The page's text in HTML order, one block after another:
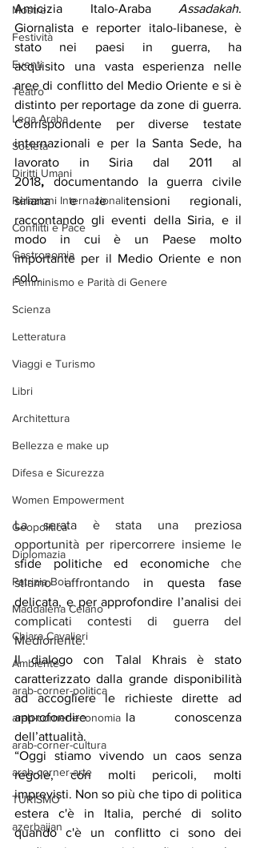
Mostre
Festività
Eventi
Teatro
Lega Araba
Società
Diritti Umani
Relazioni Internazionali
Conflitti e Pace
Gastronomia
Femminismo e Parità di Genere
Scienza
Letteratura
Viaggi e Turismo
Libri
Architettura
Bellezza e make up
Difesa e Sicurezza
Women Empowerment
Geopolitica
Diplomazia
Patrizia Boi
Maddalena Celano
Chiara Cavalieri
Ambiente
arab-corner-politica
arab-corner-economia
arab-corner-cultura
arab-corner-arte
TURISMO
azerbaijan
Amicizia Italo-Araba Assadakah.
Giornalista e reporter italo-libanese, è
stato nei paesi in guerra, ha
acquisito una vasta esperienza nelle
aree di conflitto del Medio Oriente e si è
distinto per reportage da zone di guerra.
Corrispondente per diverse testate
internazionali e per la Santa Sede, ha
lavorato in Siria dal 2011 al
2018, documentando la guerra civile
siriana e le tensioni regionali,
raccontando gli eventi della Siria, e il
modo in cui è un Paese molto
importante per il Medio Oriente e non
solo.
La serata è stata una preziosa
sfide politiche ed economiche che
stiamo affrontando in questa fase
delicata, e per approfondire l’analisi dei
complicati contesti di guerra del
Medioriente.
Il dialogo con Talal Khrais è stato
caratterizzato dalla grande disponibilità
ad accogliere le richieste dirette ad
approfondire la conoscenza
dell’attualità.
“Oggi stiamo vivendo un caos senza
regole, con molti pericoli, molti
imprevisti. Non so più che tipo di politica
estera c'è in Italia, perché di solito
quando c'è un conflitto ci sono dei